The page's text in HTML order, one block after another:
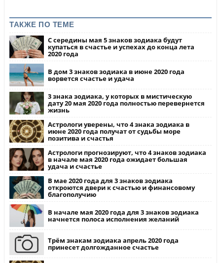
ТАКЖЕ ПО ТЕМЕ
С середины мая 5 знаков зодиака будут
купаться в счастье и успехах до конца лета
2020 года
В дом 3 знаков зодиака в июне 2020 года
ворвется счастье и удача
3 знака зодиака, у которых в мистическую
дату 20 мая 2020 года полностью перевернется
жизнь
Астрологи уверены, что 4 знака зодиака в
июне 2020 года получат от судьбы море
позитива и счастья
Астрологи прогнозируют, что 4 знаков зодиака
в начале мая 2020 года ожидает большая
удача и счастье
В мае 2020 года для 3 знаков зодиака
откроются двери к счастью и финансовому
благополучию
В начале мая 2020 года для 3 знаков зодиака
начнется полоса исполнения желаний
Трём знакам зодиака апрель 2020 года
принесет долгожданное счастье